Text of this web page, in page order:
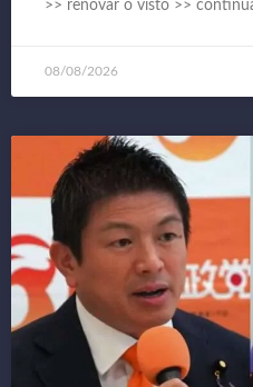
>> renovar o visto >>
08/08/2026